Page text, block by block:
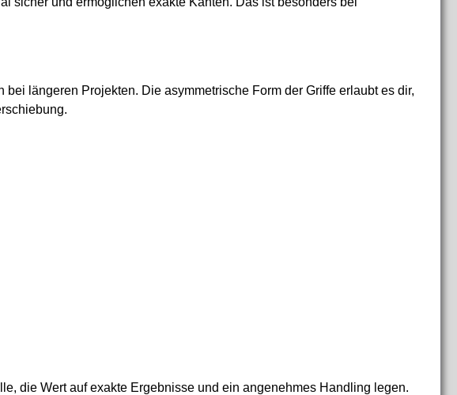
längeren Projekten. Die asymmetrische Form der Griffe erlaubt es dir,
die Wert auf exakte Ergebnisse und ein angenehmes Handling legen.